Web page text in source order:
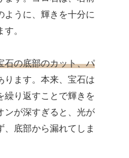
ように、輝きを十分に
。
石の底部のカット、パ
ります。本来、宝石は
繰り返すことで輝きを
ンが深すぎると、光が
、底部から漏れてしま